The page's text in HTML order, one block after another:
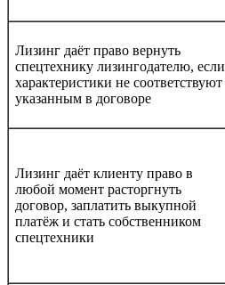
Лизинг даёт право вернуть
спецтехнику лизингодателю, если
характеристики не соответствуют
указанным в договоре
Лизинг даёт клиенту право в
любой момент расторгнуть
договор, заплатить выкупной
платёж и стать собственником
спецтехники